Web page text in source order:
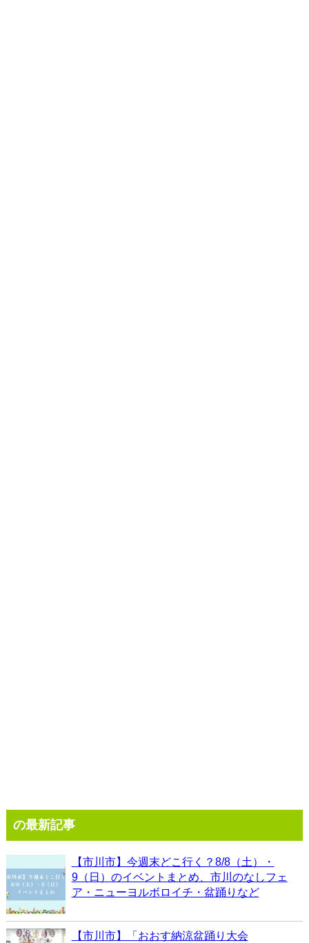
の最新記事
【市川市】今週末どこ行く？8/8（土）・
9（日）のイベントまとめ、市川のなしフェ
ア・ニューヨルボロイチ・盆踊りなど
【市川市】「おおす納涼盆踊り大会